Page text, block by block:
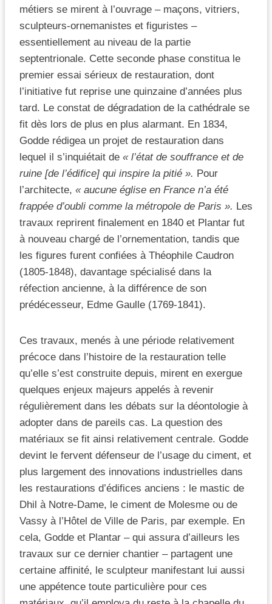
métiers se mirent à l’ouvrage – maçons, vitriers,
sculpteurs-ornemanistes et figuristes –
essentiellement au niveau de la partie
septentrionale. Cette seconde phase constitua le
premier essai sérieux de restauration, dont
l’initiative fut reprise une quinzaine d’années plus
tard. Le constat de dégradation de la cathédrale se
fit dès lors de plus en plus alarmant. En 1834,
Godde rédigea un projet de restauration dans
lequel il s’inquiétait de « l’état de souffrance et de
ruine [de l’édifice] qui inspire la pitié ». Pour
l’architecte, « aucune église en France n’a été
frappée d’oubli comme la métropole de Paris ». Les
travaux reprirent finalement en 1840 et Plantar fut
à nouveau chargé de l’ornementation, tandis que
les figures furent confiées à Théophile Caudron
(1805-1848), davantage spécialisé dans la
réfection ancienne, à la différence de son
prédécesseur, Edme Gaulle (1769-1841).
Ces travaux, menés à une période relativement
précoce dans l’histoire de la restauration telle
qu’elle s’est construite depuis, mirent en exergue
quelques enjeux majeurs appelés à revenir
régulièrement dans les débats sur la déontologie à
adopter dans de pareils cas. La question des
matériaux se fit ainsi relativement centrale. Godde
devint le fervent défenseur de l’usage du ciment, et
plus largement des innovations industrielles dans
les restaurations d’édifices anciens : le mastic de
Dhil à Notre-Dame, le ciment de Molesme ou de
Vassy à l’Hôtel de Ville de Paris, par exemple. En
cela, Godde et Plantar – qui assura d’ailleurs les
travaux sur ce dernier chantier – partagent une
certaine affinité, le sculpteur manifestant lui aussi
une appétence toute particulière pour ces